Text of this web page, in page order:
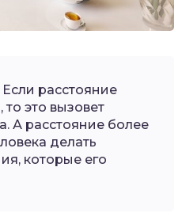
расстояние
то это вызовет
А расстояние более
делать
которые его